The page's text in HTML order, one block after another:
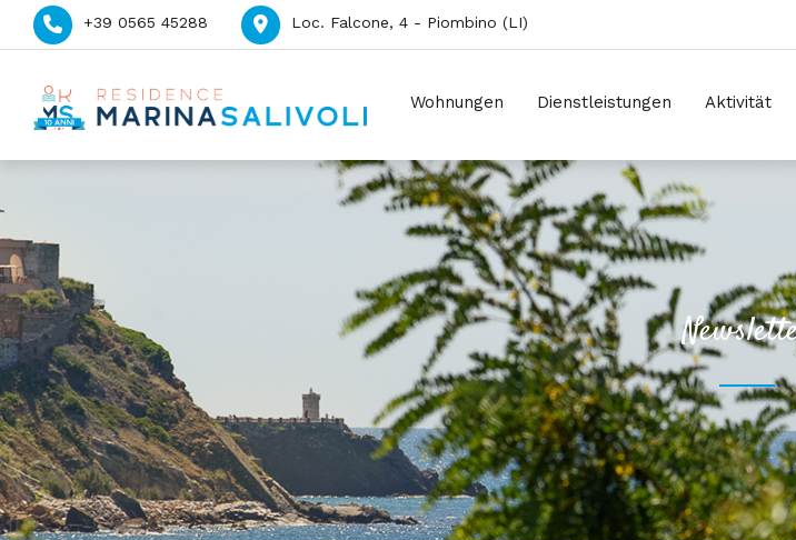
+39 0565 45288 Loc. Falcone, 4 - Piombino (LI)
Wohnungen Dienstleistungen Aktivität